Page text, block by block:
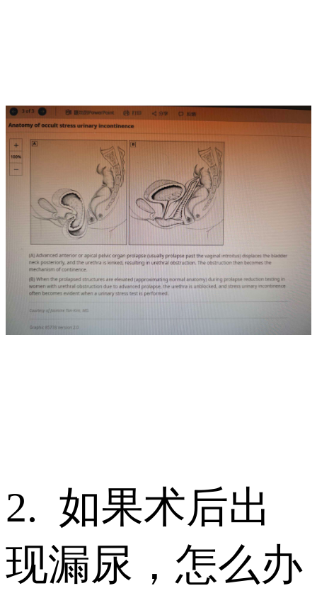
2. 如果术后出
现漏尿，怎么办